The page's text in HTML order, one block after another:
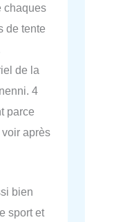
chaques
de tente
de la
4
parce
après
bien
sport et